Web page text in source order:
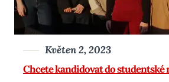
Chcete kandidovat do studentské
Květen 2, 2023